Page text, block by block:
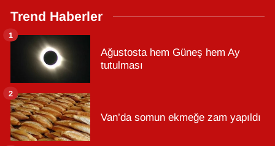
Trend Haberler
Ağustosta hem Güneş hem Ay
tutulması
1
Van’da somun ekmeğe zam yapıldı
2